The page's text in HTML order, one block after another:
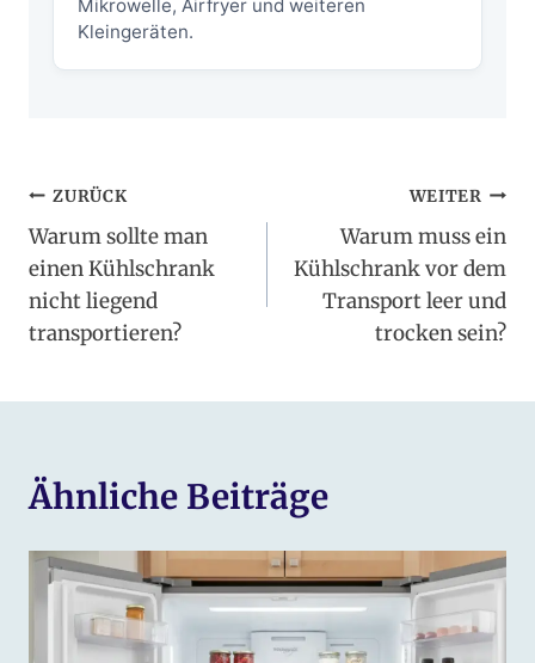
Mikrowelle, Airfryer und weiteren
Kleingeräten.
Beitragsnavigation
ZURÜCK
Warum sollte man
einen Kühlschrank
nicht liegend
transportieren?
WEITER
Warum muss ein
Kühlschrank vor dem
Transport leer und
trocken sein?
Ähnliche Beiträge